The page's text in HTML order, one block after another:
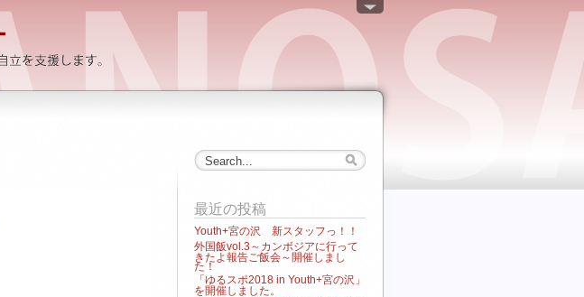
最近の投稿
Youth+宮の沢 新スタッフっ！！
外国飯vol.3～カンボジアに行って
きたよ報告ご飯会～開催しまし
た！
「ゆるスポ2018 in Youth+宮の沢」
を開催しました。